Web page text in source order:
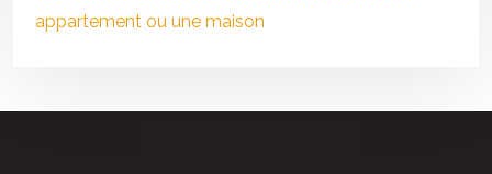
appartement ou une maison